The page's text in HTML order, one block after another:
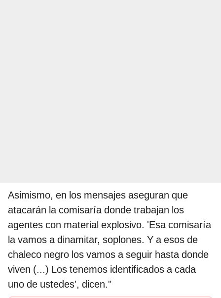
Asimismo, en los mensajes aseguran que
atacarán la comisaría donde trabajan los
agentes con material explosivo. 'Esa comisaría
la vamos a dinamitar, soplones. Y a esos de
chaleco negro los vamos a seguir hasta donde
viven (...) Los tenemos identificados a cada
uno de ustedes', dicen."